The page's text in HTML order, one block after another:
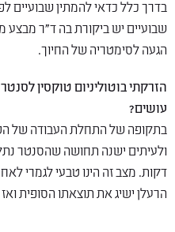
בדרך כלל כדאי להמתין שבועיים
שבועיים יש ביקורת בה ד"ר
הגעה לסימטריה של החיוך.
הזרקתי בוטוליניום טוקסין
עושים?
בתקופה של התחלת העבודה של
ולעיתים ישנה תחושה שהסנטר
דקות. מצב זה הינו טבעי לגמרי
הרעלן ישיג את תוצאתו הסופית